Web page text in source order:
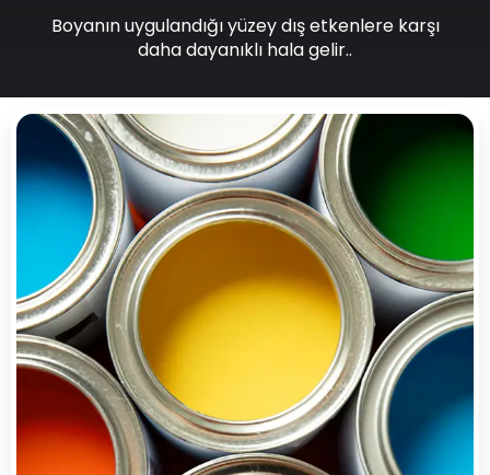
Boyanın uygulandığı yüzey dış etkenlere karşı
daha dayanıklı hala gelir..